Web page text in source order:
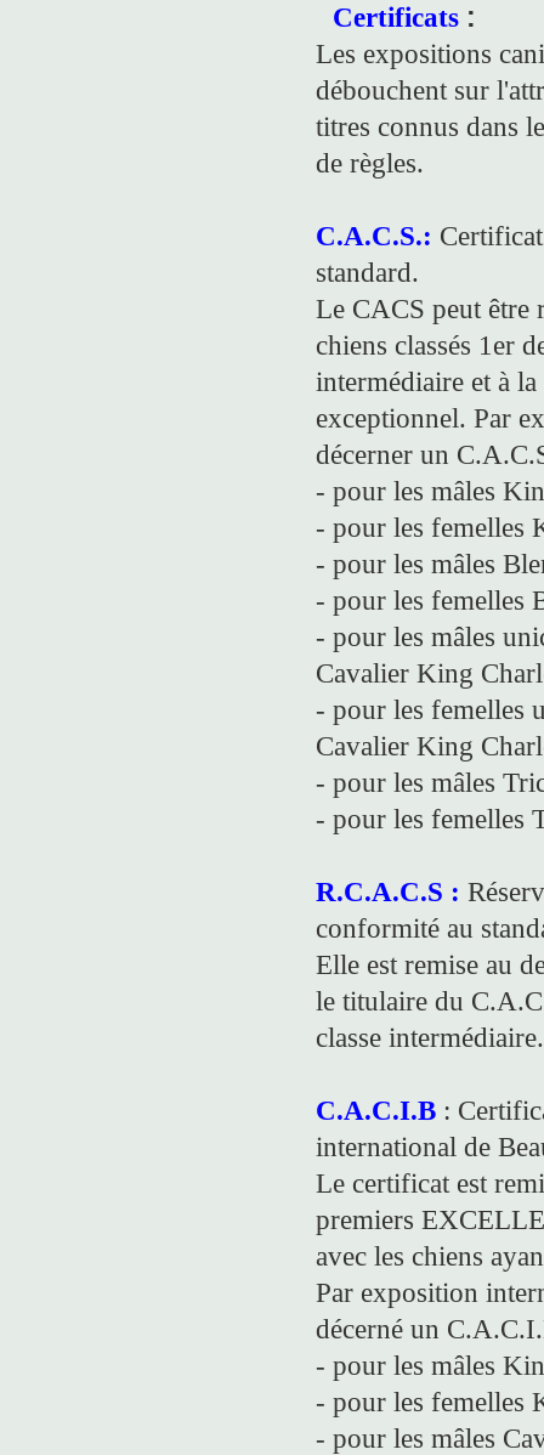
Certificats :
Les expositions
débouchent sur
titres connus dans
de règles.
C.A.C.S.:
standard.
Le CACS peut être
chiens classés 1er
intermédiaire et à
exceptionnel. Par
décerner un
- pour les mâles
- pour les femelles
- pour les mâles
- pour les femelles
- pour les mâles
Cavalier King
- pour les femelles
Cavalier King
- pour les mâles
- pour les femelles
R.C.A.C.S :
conformité au
Elle est remise au
le titulaire du
classe intermédiaire.
C.A.C.I.B :
international de
Le certificat est
premiers
avec les chiens
Par exposition
décerné un
- pour les mâles
- pour les femelles
- pour les mâles